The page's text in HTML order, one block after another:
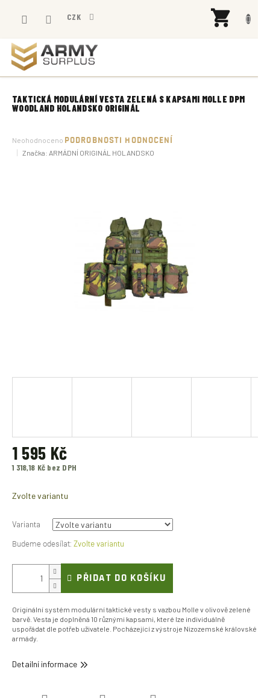
CZK
TAKTICKÁ MODULÁRNÍ VESTA ZELENÁ S KAPSAMI MOLLE DPM
WOODLAND HOLANDSKO ORIGINÁL
Průměrné
hodnocení
produktu
Neohodnoceno PODROBNOSTI HODNOCENÍ
Značka: ARMÁDNÍ ORIGINÁL HOLANDSKO
1 595 Kč
1 318,18 Kč bez DPH
cena:
Zvolte variantu
Varianta
Zvolte variantu
PŘIDAT DO KOŠÍKU
Originální systém modulární taktické vesty s vazbou Molle v olivově zelené
barvě. Vesta je doplněná 10 různými kapsami, které lze individuálně
uspořádat dle potřeb uživatele. Pocházející z výstroje Nizozemské královské
armády.
Detailní informace